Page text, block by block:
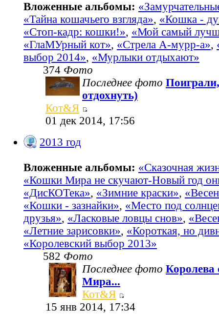
Вложенные альбомы:
«Тайна кошачьего взгляда», «Кошка -
«Стоп-кадр: кошки!», «Мой самый
«ГлаМУрный кот», «Стрела А-мурр-а»,
выбор 2014», «Мурлыки отдыхают»
374 Фото
Последнее фото
отдохнуть)
Кот&Я
01 дек 2014, 17:56
2013 год
Вложенные альбомы: «Сказочная
«Кошки Мира не скучают-Новый год
«ДисКОТека», «Зимние краски»,
«Кошки - зазнайки», «Место под
друзья», «Ласковые ловцы снов»,
«Летние зарисовки», «Короткая, но
«Королевский выбор 2013»
582 Фото
Последнее фото Королева
Мира...
Кот&Я
15 янв 2014, 17:34